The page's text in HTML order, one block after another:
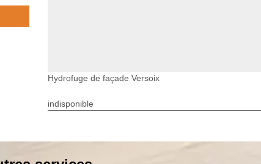
Hydrofuge de façade Versoix
indisponible